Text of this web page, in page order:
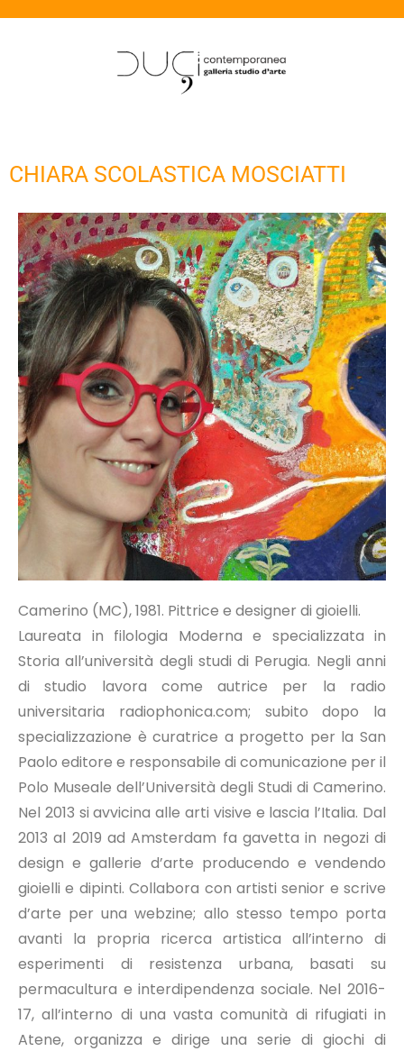
CHIARA SCOLASTICA MOSCIATTI
Camerino (MC), 1981. Pittrice e designer di gioielli.
Laureata in filologia Moderna e specializzata in
Storia all’università degli studi di Perugia. Negli anni
di studio lavora come autrice per la radio
universitaria radiophonica.com; subito dopo la
specializzazione è curatrice a progetto per la San
Paolo editore e responsabile di comunicazione per il
Polo Museale dell’Università degli Studi di Camerino.
Nel 2013 si avvicina alle arti visive e lascia l’Italia. Dal
2013 al 2019 ad Amsterdam fa gavetta in negozi di
design e gallerie d’arte producendo e vendendo
gioielli e dipinti. Collabora con artisti senior e scrive
d’arte per una webzine; allo stesso tempo porta
avanti la propria ricerca artistica all’interno di
esperimenti di resistenza urbana, basati su
permacultura e interdipendenza sociale. Nel 2016-
17, all’interno di una vasta comunità di rifugiati in
Atene, organizza e dirige una serie di giochi di